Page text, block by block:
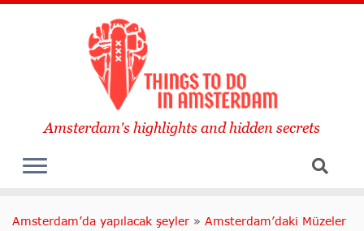
Amsterdam's highlights and hidden secrets
Amsterdam’da yapılacak şeyler » Amsterdam’daki Müzeler